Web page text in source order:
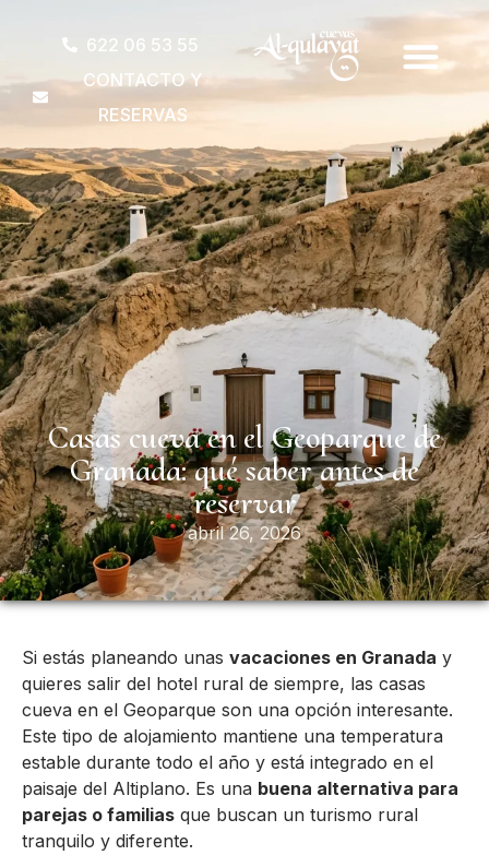
622 06 53 55
CONTACTO Y
RESERVAS
Casas cueva en el Geoparque de
Granada: qué saber antes de
reservar
abril 26, 2026
Si estás planeando unas vacaciones en Granada y
quieres salir del hotel rural de siempre, las casas
cueva en el Geoparque son una opción interesante.
Este tipo de alojamiento mantiene una temperatura
estable durante todo el año y está integrado en el
paisaje del Altiplano. Es una buena alternativa para
parejas o familias que buscan un turismo rural
tranquilo y diferente.